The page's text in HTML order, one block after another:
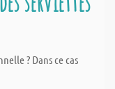
? Dans ce cas